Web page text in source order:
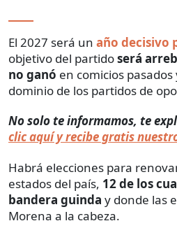
El 2027 será un año decisivo
objetivo del partidoserá
no ganó en comicios
dominio de los partidos de
No solo te informamos, te
clic aquí y recibe gratis
Habrá elecciones para
estados del país, 12 de los
bandera guinda y donde las
Morena a la cabeza.